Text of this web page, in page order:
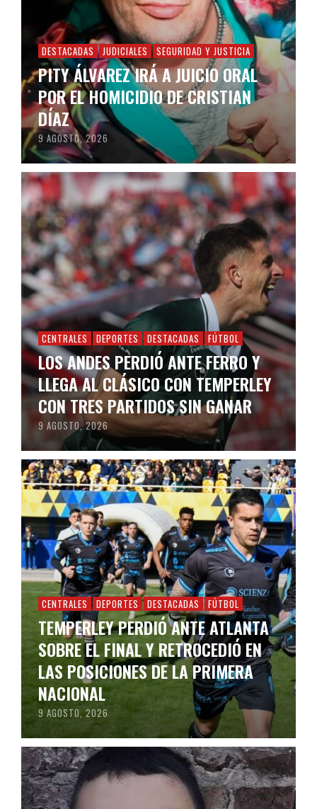
DESTACADAS JUDICIALES SEGURIDAD Y JUSTICIA
PITY ÁLVAREZ IRÁ A JUICIO ORAL
POR EL HOMICIDIO DE CRISTIAN
DÍAZ
9 AGOSTO, 2026
CENTRALES DEPORTES DESTACADAS FÚTBOL
LOS ANDES PERDIÓ ANTE FERRO Y
LLEGA AL CLÁSICO CON TEMPERLEY
CON TRES PARTIDOS SIN GANAR
9 AGOSTO, 2026
CENTRALES DEPORTES DESTACADAS FÚTBOL
TEMPERLEY PERDIÓ ANTE ATLANTA
SOBRE EL FINAL Y RETROCEDIÓ EN
LAS POSICIONES DE LA PRIMERA
NACIONAL
9 AGOSTO, 2026